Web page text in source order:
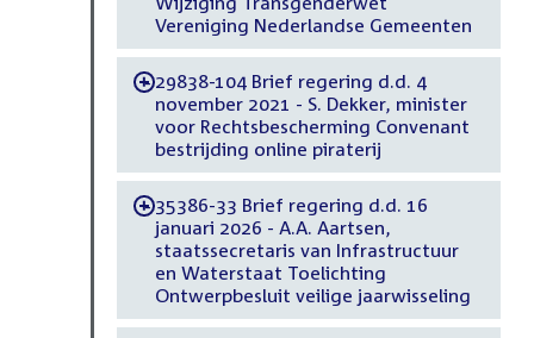
Vereniging Nederlandse Gemeenten
-29838-104 Brief regering d.d. 4
november 2021 - S. Dekker, minister
voor Rechtsbescherming Convenant
bestrijding online piraterij
-35386-33 Brief regering d.d. 16
januari 2026 - A.A. Aartsen,
staatssecretaris van Infrastructuur
en Waterstaat Toelichting
Ontwerpbesluit veilige jaarwisseling